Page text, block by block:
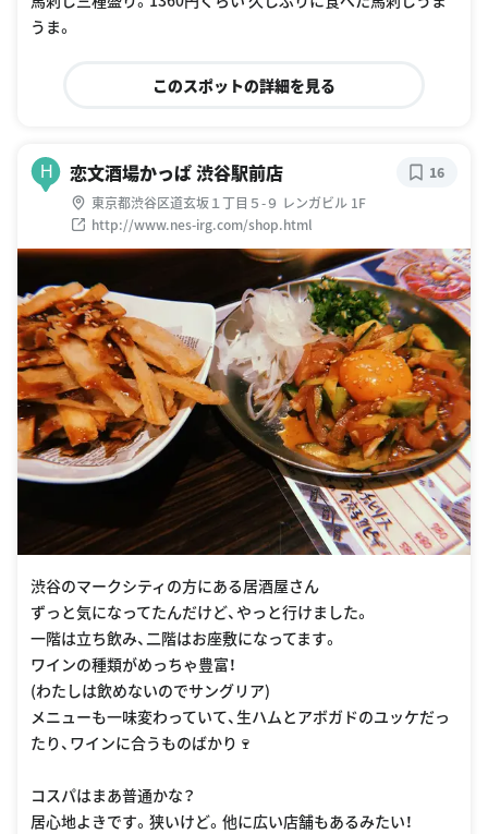
うま。
このスポットの詳細を見る
H 恋文酒場かっぱ 渋谷駅前店
東京都渋谷区道玄坂１丁目５-９ レンガビル 1F
http://www.nes-irg.com/shop.html
16
渋谷のマークシティの方にある居酒屋さん
ずっと気になってたんだけど、やっと行けました。
一階は立ち飲み、二階はお座敷になってます。
ワインの種類がめっちゃ豊富！
(わたしは飲めないのでサングリア)
メニューも一味変わっていて、生ハムとアボガドのユッケだっ
たり、ワインに合うものばかり🍷
コスパはまあ普通かな？
居心地よきです。狭いけど。他に広い店舗もあるみたい！